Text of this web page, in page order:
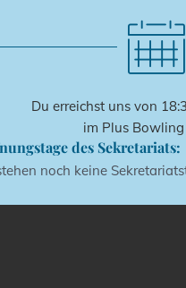
Du erreichst uns von
im Plus Bowling
des Sekretariats:
noch keine